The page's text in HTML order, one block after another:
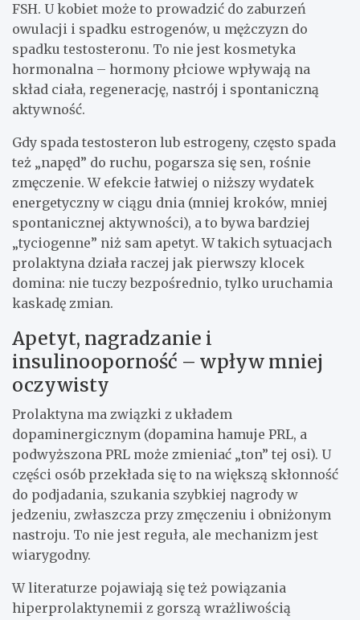
FSH. U kobiet może to prowadzić do zaburzeń
owulacji i spadku estrogenów, u mężczyzn do
spadku testosteronu. To nie jest kosmetyka
hormonalna – hormony płciowe wpływają na
skład ciała, regenerację, nastrój i spontaniczną
aktywność.
Gdy spada testosteron lub estrogeny, często spada
też „napęd” do ruchu, pogarsza się sen, rośnie
zmęczenie. W efekcie łatwiej o niższy wydatek
energetyczny w ciągu dnia (mniej kroków, mniej
spontanicznej aktywności), a to bywa bardziej
„tyciogenne” niż sam apetyt. W takich sytuacjach
prolaktyna działa raczej jak pierwszy klocek
domina: nie tuczy bezpośrednio, tylko uruchamia
kaskadę zmian.
Apetyt, nagradzanie i
insulinooporność – wpływ mniej
oczywisty
Prolaktyna ma związki z układem
dopaminergicznym (dopamina hamuje PRL, a
podwyższona PRL może zmieniać „ton” tej osi). U
części osób przekłada się to na większą skłonność
do podjadania, szukania szybkiej nagrody w
jedzeniu, zwłaszcza przy zmęczeniu i obniżonym
nastroju. To nie jest reguła, ale mechanizm jest
wiarygodny.
W literaturze pojawiają się też powiązania
hiperprolaktynemii z gorszą wrażliwością